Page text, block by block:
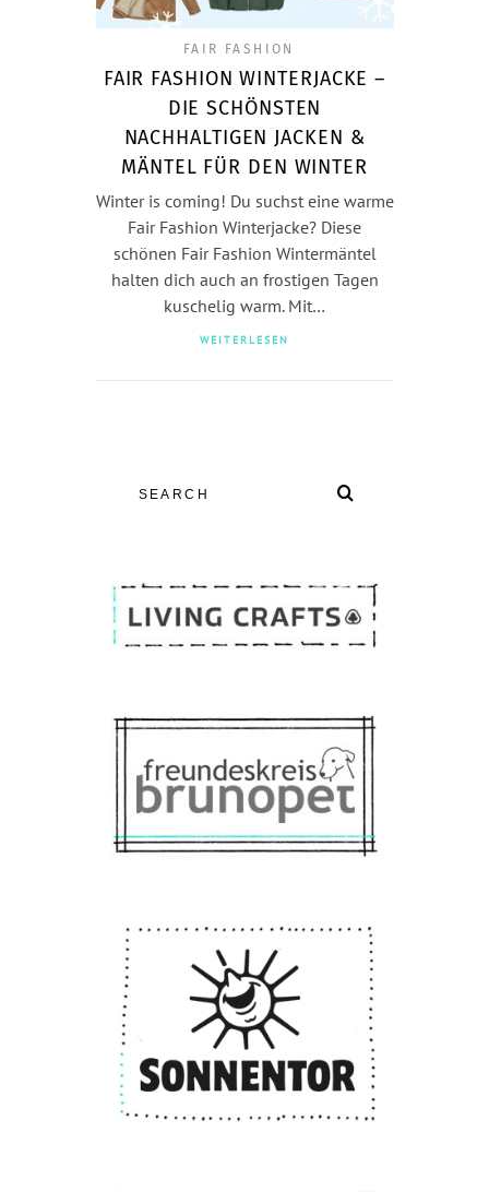
FAIR FASHION
FAIR FASHION WINTERJACKE –
DIE SCHÖNSTEN
NACHHALTIGEN JACKEN &
MÄNTEL FÜR DEN WINTER
Winter is coming! Du suchst eine warme
Fair Fashion Winterjacke? Diese
schönen Fair Fashion Wintermäntel
halten dich auch an frostigen Tagen
kuschelig warm. Mit…
WEITERLESEN